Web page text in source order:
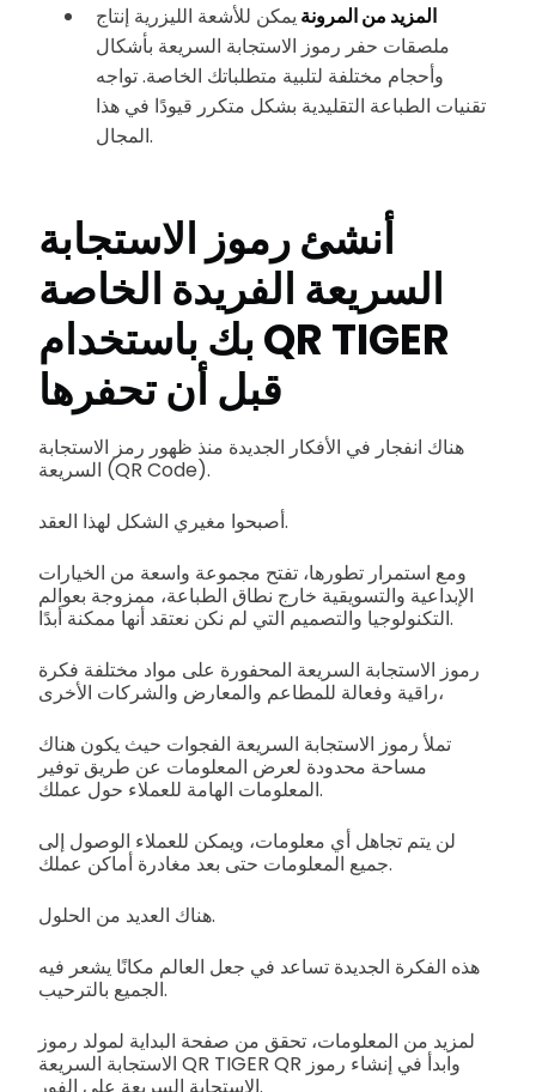
المزيد من المرونةيمكن للأشعة الليزرية إنتاج
ملصقات حفر رموز الاستجابة السريعة بأشكال
وأحجام مختلفة لتلبية متطلباتك الخاصة. تواجه
تقنيات الطباعة التقليدية بشكل متكرر قيودًا في هذا
المجال.
أنشئ رموز الاستجابة
السريعة الفريدة الخاصة
بك باستخدام QR TIGER
قبل أن تحفرها
هناك انفجار في الأفكار الجديدة منذ ظهور رمز الاستجابة
السريعة (QR Code).
أصبحوا مغيري الشكل لهذا العقد.
ومع استمرار تطورها، تفتح مجموعة واسعة من الخيارات
الإبداعية والتسويقية خارج نطاق الطباعة، ممزوجة بعوالم
التكنولوجيا والتصميم التي لم نكن نعتقد أنها ممكنة أبدًا.
رموز الاستجابة السريعة المحفورة على مواد مختلفة فكرة
راقية وفعالة للمطاعم والمعارض والشركات الأخرى،
تملأ رموز الاستجابة السريعة الفجوات حيث يكون هناك
مساحة محدودة لعرض المعلومات عن طريق توفير
المعلومات الهامة للعملاء حول عملك.
لن يتم تجاهل أي معلومات، ويمكن للعملاء الوصول إلى
جميع المعلومات حتى بعد مغادرة أماكن عملك.
هناك العديد من الحلول.
هذه الفكرة الجديدة تساعد في جعل العالم مكانًا يشعر فيه
الجميع بالترحيب.
لمزيد من المعلومات، تحقق من صفحة البداية لمولد رموز
الاستجابة السريعة QR TIGER QR وابدأ في إنشاء رموز